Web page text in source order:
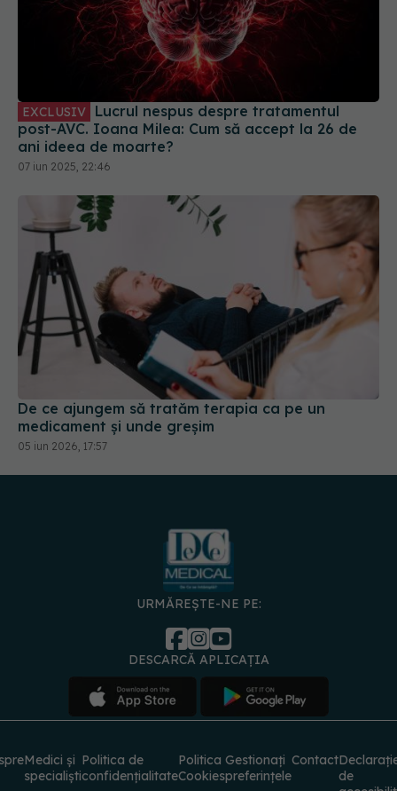
EXCLUSIV
post-AVC. Ioana Milea: Cum să accept la 26 de
ani ideea de moarte?
07 iun 2025, 22:46
De ce ajungem să tratăm terapia ca pe un
medicament și unde greșim
05 iun 2026, 17:57
URMĂREȘTE-NE PE:
DESCARCĂ APLICAȚIA
Medici și
specialiști
Politica de
confidențialitate
Politica
Cookies
Gestionați
preferințele
Contact
de